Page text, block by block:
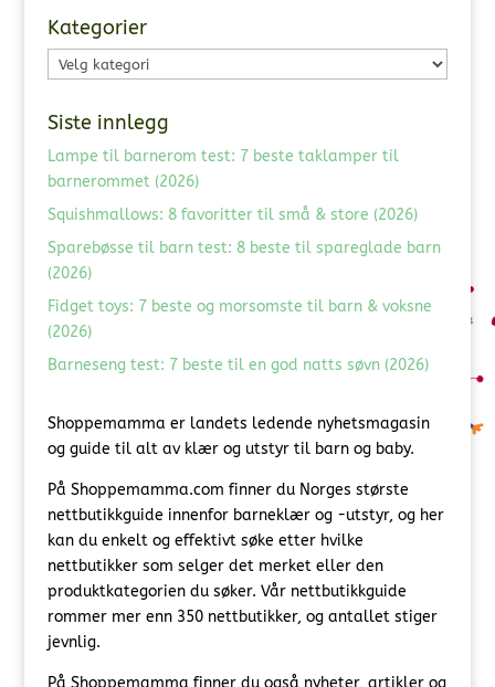
Kategorier
Kategorier
Siste innlegg
Lampe til barnerom test: 7 beste taklamper til
barnerommet (2026)
Squishmallows: 8 favoritter til små & store (2026)
Sparebøsse til barn test: 8 beste til spareglade barn
(2026)
Fidget toys: 7 beste og morsomste til barn & voksne
(2026)
Barneseng test: 7 beste til en god natts søvn (2026)
Shoppemamma er landets ledende nyhetsmagasin
og guide til alt av klær og utstyr til barn og baby.
På Shoppemamma.com finner du Norges største
nettbutikkguide innenfor barneklær og -utstyr, og her
kan du enkelt og effektivt søke etter hvilke
nettbutikker som selger det merket eller den
produktkategorien du søker. Vår nettbutikkguide
rommer mer enn 350 nettbutikker, og antallet stiger
jevnlig.
På Shoppemamma finner du også nyheter, artikler og